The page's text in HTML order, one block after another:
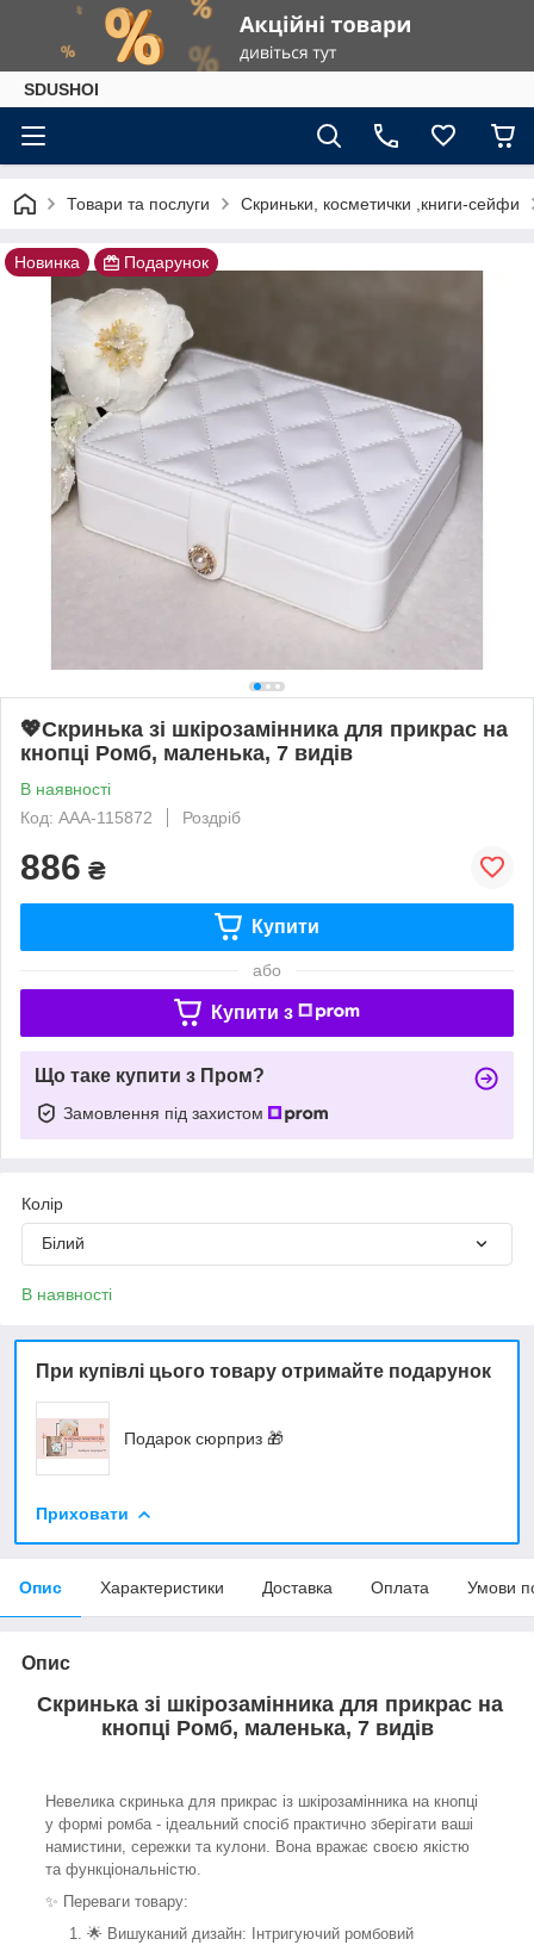
SDUSHOI
Товари та послуги Скриньки, косметички ,книги-сейфи
Новинка Подарунок
💖Скринька зі шкірозамінника для прикрас на
кнопці Ромб, маленька, 7 видів
В наявності
Код: AAA-115872
Роздріб
886 ₴
Купити
або
Купити з
Що таке купити з Пром?
Замовлення під захистом
Колір
Білий
В наявності
При купівлі цього товару отримайте подарунок
Подарок сюрприз 🎁
Приховати
Опис Характеристики Доставка Оплата Умови
Опис
Скринька зі шкірозамінника для прикрас на
кнопці Ромб, маленька, 7 видів
Невелика скринька для прикрас із шкірозамінника на кнопці
у формі ромба - ідеальний спосіб практично зберігати ваші
намистини, сережки та кулони. Вона вражає своєю якістю
та функціональністю.
✨ Переваги товару:
🌟 Вишуканий дизайн: Інтригуючий ромбовий